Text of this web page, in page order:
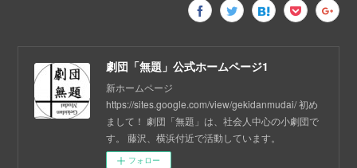
劇団「無題」公式ホームページ1
新ホームページ
https://sites.google.com/view/gekidanmudai/ 初め
まして！ 劇団「無題」は、社会人中心の小劇団で
す。 藤沢、横浜付近で活動しています。
フォロー